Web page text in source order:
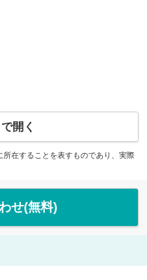
開く
在することを表すものであり、実際
せ(無料)